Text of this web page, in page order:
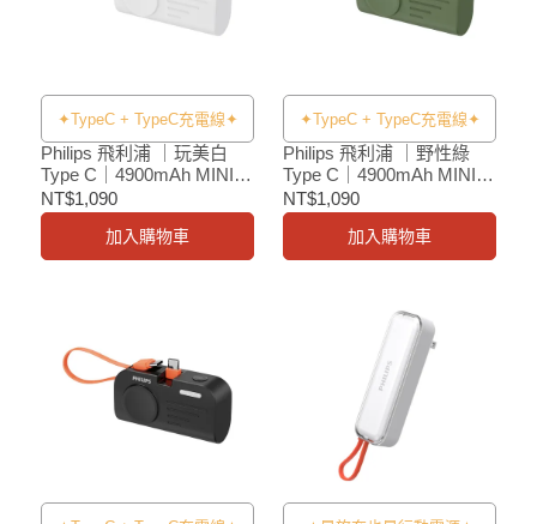
✦TypeC + TypeC充電線✦
Philips 飛利浦 ｜玩美白
Type C｜4900mAh MINI 2
手錶磁吸多合一行動電源
NT$1,090
加入購物車
✦TypeC + TypeC充電線✦
Philips 飛利浦 ｜野性綠
Type C｜4900mAh MINI 2
手錶磁吸多合一行動電源
NT$1,090
加入購物車